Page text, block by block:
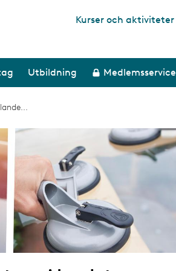
Top links
Kurser och aktiviteter
Utbildning Medlemsservice